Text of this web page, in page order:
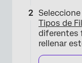
Tipos de
diferentes
rellenar